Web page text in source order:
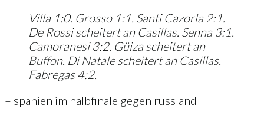
Villa 1:0. Grosso 1:1. Santi Cazorla 2:1.
De Rossi scheitert an Casillas. Senna 3:1.
Camoranesi 3:2. Güiza scheitert an
Buffon. Di Natale scheitert an Casillas.
Fabregas 4:2.
– spanien im halbfinale gegen russland